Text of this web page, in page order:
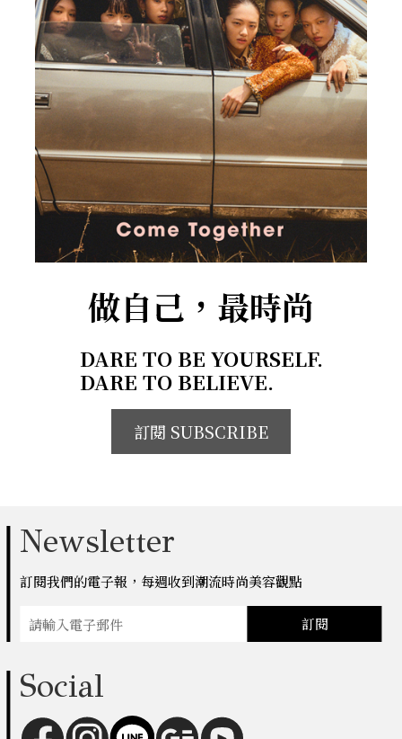
做自己，最時尚
DARE TO BE YOURSELF.
DARE TO BELIEVE.
訂閱 SUBSCRIBE
Newsletter
訂閱我們的電子報，每週收到潮流時尚美容觀點
訂閱
Social